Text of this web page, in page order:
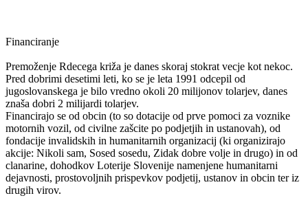
Financiranje
Premoženje Rdecega križa je danes skoraj stokrat vecje kot nekoc.
Pred dobrimi desetimi leti, ko se je leta 1991 odcepil od
jugoslovanskega je bilo vredno okoli 20 milijonov tolarjev, danes
znaša dobri 2 milijardi tolarjev.
Financirajo se od obcin (to so dotacije od prve pomoci za voznike
motornih vozil, od civilne zašcite po podjetjih in ustanovah), od
fondacije invalidskih in humanitarnih organizacij (ki organizirajo
akcije: Nikoli sam, Sosed sosedu, Zidak dobre volje in drugo) in od
clanarine, dohodkov Loterije Slovenije namenjene humanitarni
dejavnosti, prostovoljnih prispevkov podjetij, ustanov in obcin ter iz
drugih virov.